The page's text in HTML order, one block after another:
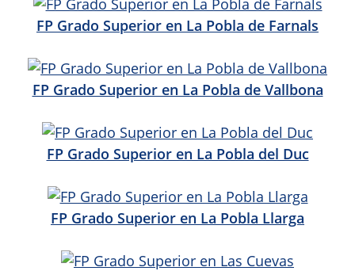
FP Grado Superior en La Pobla de Farnals
FP Grado Superior en La Pobla de Vallbona
FP Grado Superior en La Pobla del Duc
FP Grado Superior en La Pobla Llarga